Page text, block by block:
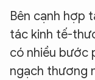
Bên cạnh hợp
tác kinh tế-
có nhiều bước
ngạch thương